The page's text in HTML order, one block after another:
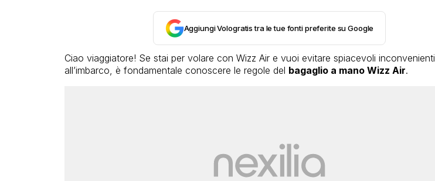
Aggiungi Vologratis tra le tue fonti preferite su Google
Ciao viaggiatore! Se stai per volare con Wizz Air e vuoi evitare spiacevoli inconvenienti
all’imbarco, è fondamentale conoscere le regole del bagaglio a mano Wizz Air.